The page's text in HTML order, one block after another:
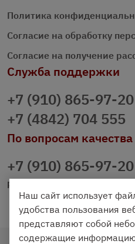
Политика
Согласие на обработку
Согласие на получение
Служба поддержки
+7 (910) 865-97-20
+7 (4842) 704 555
По вопросам качества
+7 (910) 865-97-20
prazdnichniy40@palmi.ru
Наш сайт использует
удобства пользования
представляют собой
содержащие